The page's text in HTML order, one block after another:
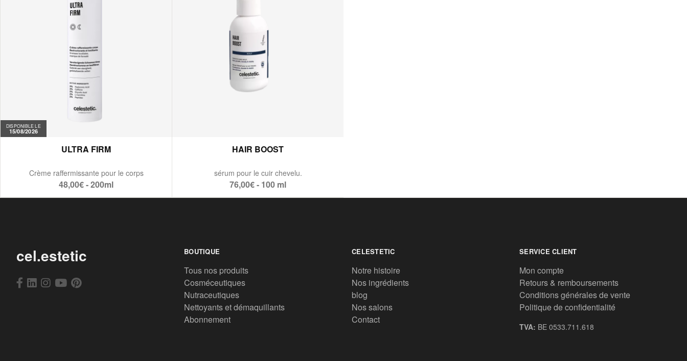
DISPONIBLE LE
15/08/2026
ULTRA FIRM
Crème raffermissante pour le corps
48,00€ - 200ml
HAIR BOOST
sérum pour le cuir chevelu.
76,00€ - 100 ml
cel.estetic BOUTIQUE
Tous nos produits
Cosméceutiques
Nutraceutiques
Nettoyants et démaquillants
Abonnement
CELESTETIC
Notre histoire
Nos ingrédients
blog
Nos salons
Contact
SERVICE CLIENT
Mon compte
Retours & remboursements
Conditions générales de vente
Politique de confidentialité
TVA: BE 0533.711.618